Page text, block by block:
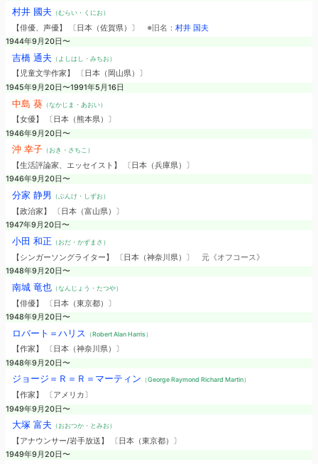
村井 國夫 （むらい・くにお）
【俳優、声優】 〔日本（佐賀県）〕 ※旧名： 村井 国夫
1944年9月20日〜
吉橋 通夫 （よしはし・みちお）
【児童文学作家】 〔日本（岡山県）〕
1945年9月20日〜1991年5月16日
中島 葵 （なかじま・あおい）
【女優】 〔日本（熊本県）〕
1946年9月20日〜
沖 幸子（おき・さちこ）
【生活評論家、エッセイスト】 〔日本（兵庫県）〕
1946年9月20日〜
分家 静男 （ぶんけ・しずお）
【政治家】 〔日本（富山県）〕
1947年9月20日〜
小田 和正 （おだ・かずまさ）
【シンガーソングライター】 〔日本（神奈川県）〕 元《オフコース》
1948年9月20日〜
南城 竜也（なんじょう・たつや）
【俳優】 〔日本（東京都）〕
1948年9月20日〜
ロバート＝ハリス （Robert Alan Harris）
【作家】 〔日本（神奈川県）〕
1948年9月20日〜
ジョージ＝Ｒ＝Ｒ＝マーティン （George Raymond Richard Martin）
【作家】 〔アメリカ〕
1949年9月20日〜
大塚 富夫 （おおつか・とみお）
【アナウンサー/岩手放送】 〔日本（東京都）〕
1949年9月20日〜